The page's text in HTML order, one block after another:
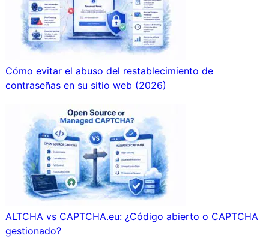
Cómo evitar el abuso del restablecimiento de
contraseñas en su sitio web (2026)
ALTCHA vs CAPTCHA.eu: ¿Código abierto o CAPTCHA
gestionado?